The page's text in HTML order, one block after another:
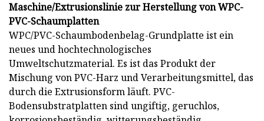
Maschine/Extrusionslinie zur Herstellung von WPC-
PVC-Schaumplatten
WPC/PVC-Schaumbodenbelag-Grundplatte ist ein
neues und hochtechnologisches
Umweltschutzmaterial. Es ist das Produkt der
Mischung von PVC-Harz und Verarbeitungsmittel, das
durch die Extrusionsform läuft. PVC-
Bodensubstratplatten sind ungiftig, geruchlos,